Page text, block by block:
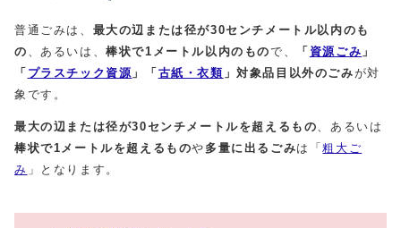
普通ごみは、 最大の辺または径が30センチメートル以内のも
の 、あるいは、棒状で1メートル以内のもので、 「 資源ごみ 」
「 プラスチック資源 」「 古紙・衣類 」対象品目以外のごみが対
象です。
最大の辺または径が30センチメートルを超える もの、あるいは
棒状で1メートルを超えるも のや 多量に出るごみは「粗大ご
み 」となります。